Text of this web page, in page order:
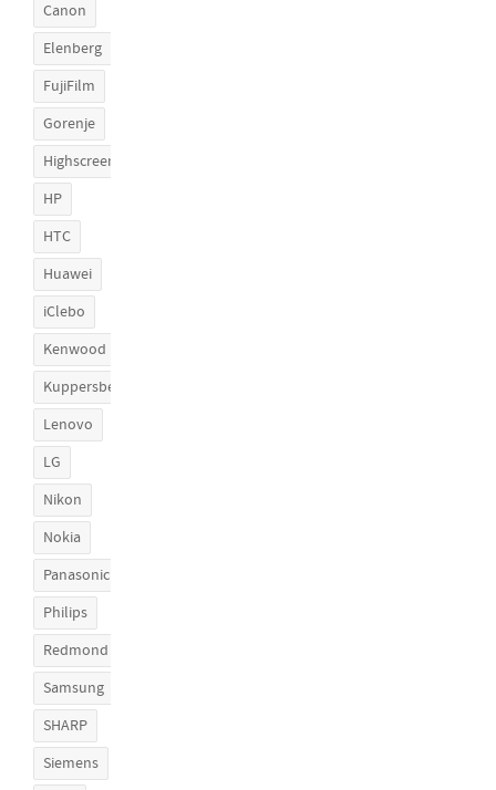
Canon
Elenberg
FujiFilm
Gorenje
Highscreen
HP
HTC
Huawei
iClebo
Kenwood
Kuppersberg
Lenovo
LG
Nikon
Nokia
Panasonic
Philips
Redmond
Samsung
SHARP
Siemens